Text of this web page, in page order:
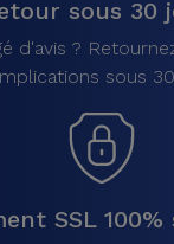
sous 30
d'avis ?
sous
SSL 100%